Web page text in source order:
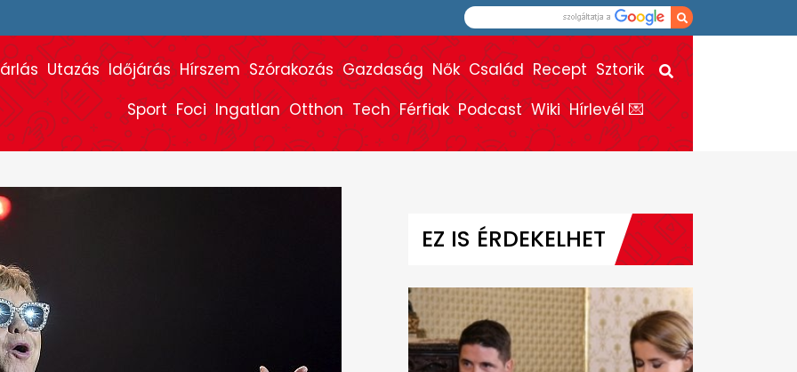
Utazás Időjárás Hírszem Szórakozás Gazdaság Nők Család Recept Sztorik
Sport Foci Ingatlan Otthon Tech Férfiak Podcast Wiki Hírlevél 💌
EZ IS ÉRDEKELHET